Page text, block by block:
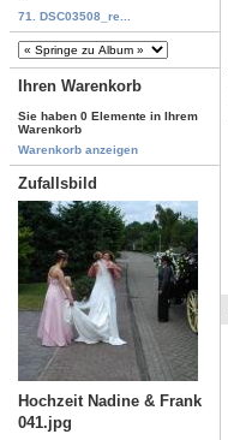
71. DSC03508_re...
Ihren Warenkorb
Sie haben 0 Elemente in Ihrem
Warenkorb
Warenkorb anzeigen
Zufallsbild
Hochzeit Nadine & Frank
041.jpg